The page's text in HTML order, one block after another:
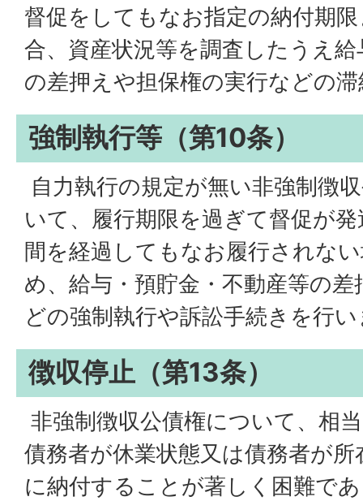
督促をしてもなお指定の納付期
合、資産状況等を調査したうえ
の差押えや担保権の実行などの
強制執行等（第10条）
自力執行の規定が無い非強制徴
いて、履行期限を過ぎて督促が
間を経過してもなお履行されな
め、給与・預貯金・不動産等の
どの強制執行や訴訟手続きを行
徴収停止（第13条）
非強制徴収公債権について、相
債務者が休業状態又は債務者が
に納付することが著しく困難で